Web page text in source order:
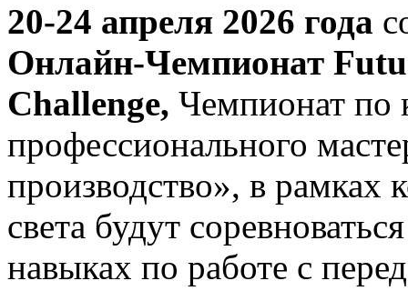
20-24 апреля 2026 года
Онлайн-Чемпионат
Challenge, Чемпионат по
профессионального
производство», в рамках
света будут
навыках по работе с